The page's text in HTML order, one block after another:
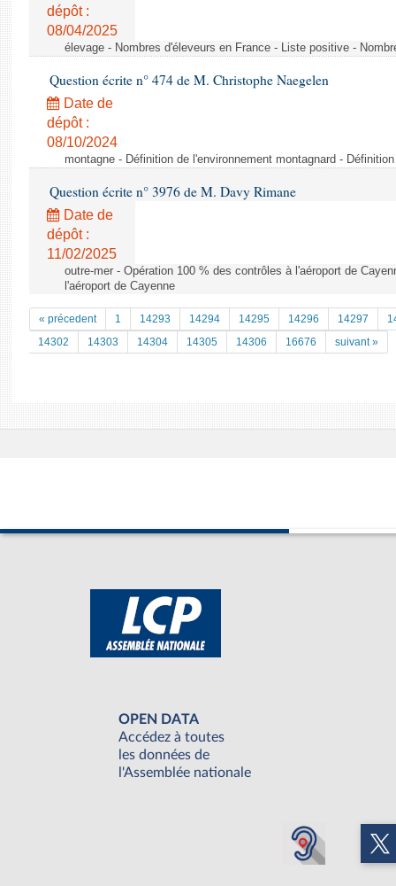
dépôt :
08/04/2025
élevage - Nombres d'éleveurs en France - Liste positive -
Question écrite n° 474 de M. Christophe Naegelen
Date de
dépôt :
08/10/2024
montagne - Définition de l'environnement montagnard -
Question écrite n° 3976 de M. Davy Rimane
Date de
dépôt :
11/02/2025
outre-mer - Opération 100 % des contrôles à l'aéroport de
l'aéroport de Cayenne
« précedent 1 14293 14294 14295 14296 14297
14302
14303 14304 14305 14306 16676 suivant »
OPEN DATA
Accédez à toutes
les données de
l'Assemblée nationale